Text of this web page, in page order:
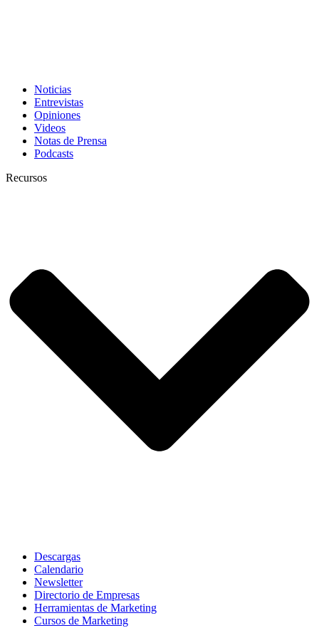
Noticias
Entrevistas
Opiniones
Videos
Notas de Prensa
Podcasts
Recursos
Descargas
Calendario
Newsletter
Directorio de Empresas
Herramientas de Marketing
Cursos de Marketing